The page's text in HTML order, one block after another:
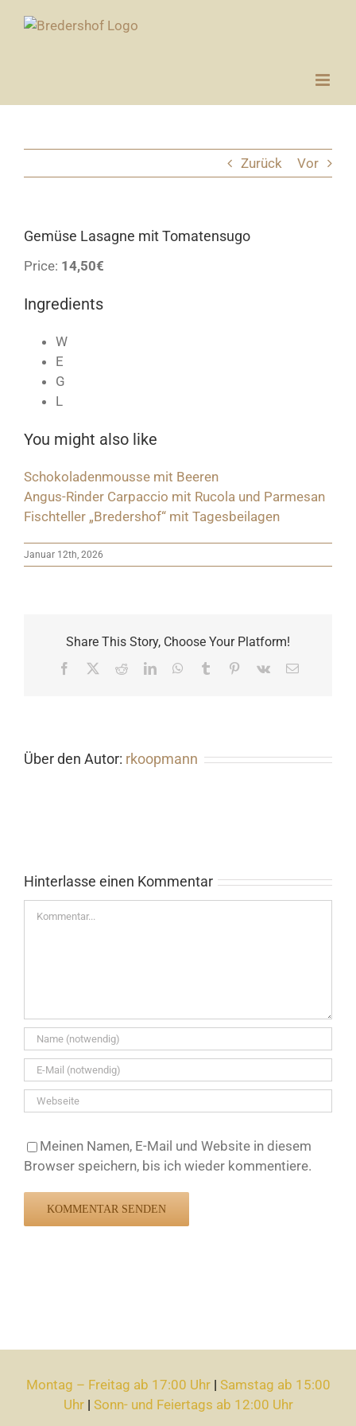
Inhalt
Zurück Vor
Gemüse Lasagne mit Tomatensugo
Price: 14,50€
Ingredients
W
E
G
L
You might also like
Schokoladenmousse mit Beeren
Angus-Rinder Carpaccio mit Rucola und Parmesan
Fischteller „Bredershof“ mit Tagesbeilagen
Januar 12th, 2026
Share This Story, Choose Your Platform!
Facebook RedditLinkedInWhatsApp
Tumblr Pinterest
Vk
E-
Über den Autor: rkoopmann
Hinterlasse einen Kommentar
Kommentar
Meinen Namen, E-Mail und Website in diesem
Browser speichern, bis ich wieder kommentiere.
Montag – Freitag ab 17:00 Uhr | Samstag ab 15:00
Uhr | Sonn- und Feiertags ab 12:00 Uhr